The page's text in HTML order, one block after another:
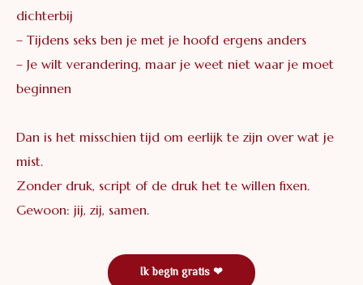
dichterbij
– Tijdens seks ben je met je hoofd ergens anders
– Je wilt verandering, maar je weet niet waar je moet
beginnen
Dan is het misschien tijd om eerlijk te zijn over wat je
mist.
Zonder druk, script of de druk het te willen fixen.
Gewoon: jij, zij, samen.
Ik begin gratis ❤